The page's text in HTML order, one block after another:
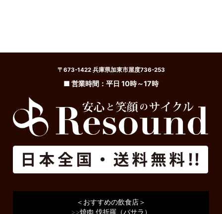
〒673-1422 兵庫県加東市屋度736-253
■ 営業時間：平日 10時～17時
＜おすすめの飲食店＞
>>焼肉 伐折羅（バサラ）